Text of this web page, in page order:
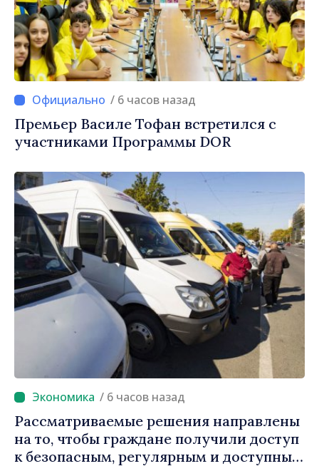
/ 6 часов назад
Премьер Василе Тофан встретился с
участниками Программы DOR
/ 6 часов назад
Рассматриваемые решения направлены
на то, чтобы граждане получили доступ
к безопасным, регулярным и доступным